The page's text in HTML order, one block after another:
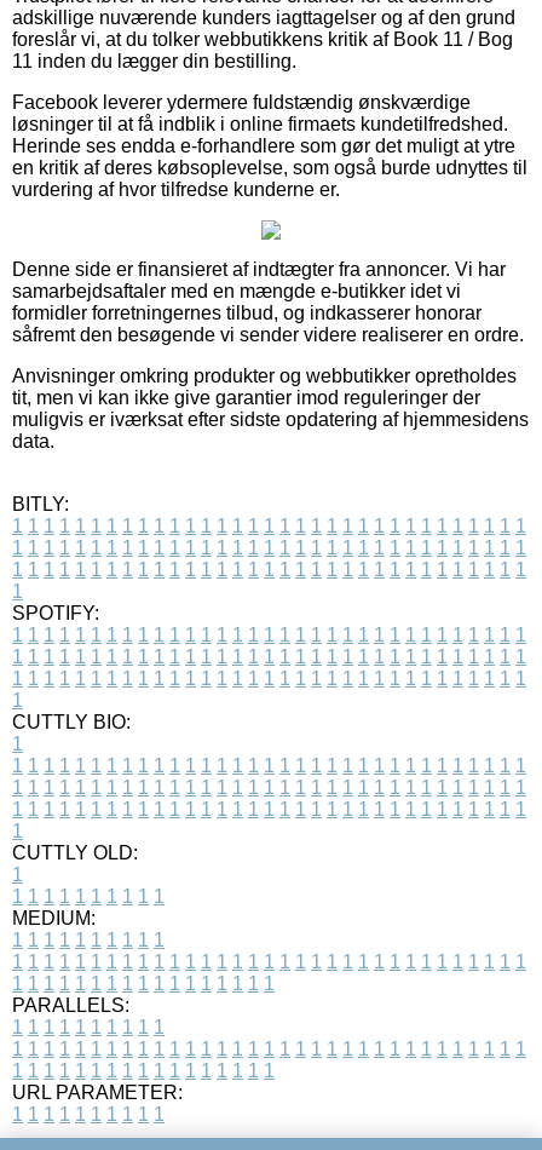
adskillige nuværende kunders iagttagelser og af den grund
foreslår vi, at du tolker webbutikkens kritik af Book 11 / Bog
11 inden du lægger din bestilling.
Facebook leverer ydermere fuldstændig ønskværdige
løsninger til at få indblik i online firmaets kundetilfredshed.
Herinde ses endda e-forhandlere som gør det muligt at ytre
en kritik af deres købsoplevelse, som også burde udnyttes til
vurdering af hvor tilfredse kunderne er.
Denne side er finansieret af indtægter fra annoncer. Vi har
samarbejdsaftaler med en mængde e-butikker idet vi
formidler forretningernes tilbud, og indkasserer honorar
såfremt den besøgende vi sender videre realiserer en ordre.
Anvisninger omkring produkter og webbutikker opretholdes
tit, men vi kan ikke give garantier imod reguleringer der
muligvis er iværksat efter sidste opdatering af hjemmesidens
data.
BITLY:
1 1 1 1 1 1 1 1 1 1 1 1 1 1 1 1 1 1 1 1 1 1 1 1 1 1 1 1 1 1 1 1 1
1 1 1 1 1 1 1 1 1 1 1 1 1 1 1 1 1 1 1 1 1 1 1 1 1 1 1 1 1 1 1 1 1
1 1 1 1 1 1 1 1 1 1 1 1 1 1 1 1 1 1 1 1 1 1 1 1 1 1 1 1 1 1 1 1 1
1
SPOTIFY:
1 1 1 1 1 1 1 1 1 1 1 1 1 1 1 1 1 1 1 1 1 1 1 1 1 1 1 1 1 1 1 1 1
1 1 1 1 1 1 1 1 1 1 1 1 1 1 1 1 1 1 1 1 1 1 1 1 1 1 1 1 1 1 1 1 1
1 1 1 1 1 1 1 1 1 1 1 1 1 1 1 1 1 1 1 1 1 1 1 1 1 1 1 1 1 1 1 1 1
1
CUTTLY BIO:
1
1 1 1 1 1 1 1 1 1 1 1 1 1 1 1 1 1 1 1 1 1 1 1 1 1 1 1 1 1 1 1 1 1
1 1 1 1 1 1 1 1 1 1 1 1 1 1 1 1 1 1 1 1 1 1 1 1 1 1 1 1 1 1 1 1 1
1 1 1 1 1 1 1 1 1 1 1 1 1 1 1 1 1 1 1 1 1 1 1 1 1 1 1 1 1 1 1 1 1
1
CUTTLY OLD:
1
1 1 1 1 1 1 1 1 1 1
MEDIUM:
1 1 1 1 1 1 1 1 1 1
1 1 1 1 1 1 1 1 1 1 1 1 1 1 1 1 1 1 1 1 1 1 1 1 1 1 1 1 1 1 1 1 1
1 1 1 1 1 1 1 1 1 1 1 1 1 1 1 1 1
PARALLELS:
1 1 1 1 1 1 1 1 1 1
1 1 1 1 1 1 1 1 1 1 1 1 1 1 1 1 1 1 1 1 1 1 1 1 1 1 1 1 1 1 1 1 1
1 1 1 1 1 1 1 1 1 1 1 1 1 1 1 1 1
URL PARAMETER:
1 1 1 1 1 1 1 1 1 1